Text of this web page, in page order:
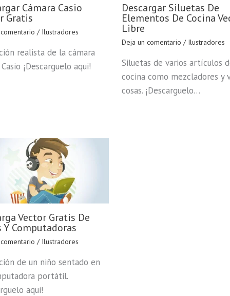
Cámara Casio
Gratis
/ Ilustradores
realista de la cámara
¡Descarguelo aqui!
Descargar Siluetas De
Elementos De Cocina
Libre
Deja un comentario / Ilustradores
Siluetas de varios artículos
cocina como mezcladores y
cosas. ¡Descarguelo…
Vector Gratis De
Computadoras
/ Ilustradores
de un niño sentado en
portátil.
aqui!